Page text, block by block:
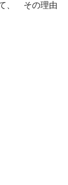
て、 その理由